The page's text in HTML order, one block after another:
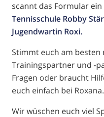
scannt das Formular
Tennisschule Robby
Jugendwartin Roxi.
Stimmt euch am
Trainingspartner und -
Fragen oder braucht
euch einfach bei Roxana.
Wir wüschen euch viel